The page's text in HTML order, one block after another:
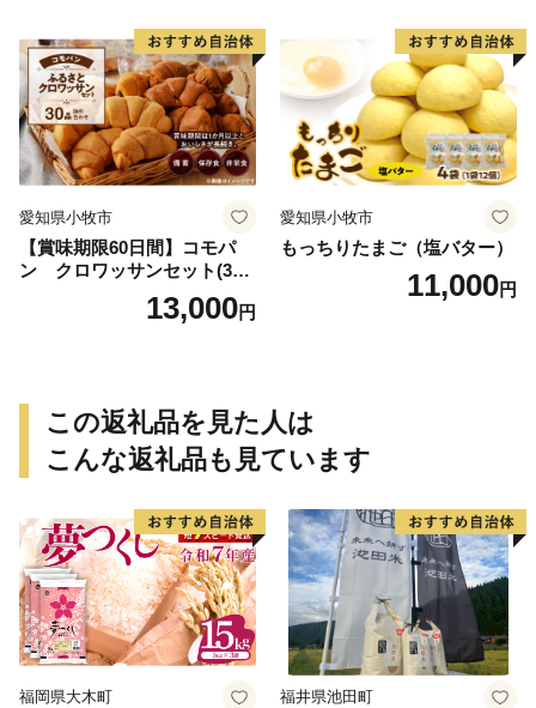
愛知県小牧市
【賞味期限60日間】コモパ
ン クロワッサンセット(30
個入り)／災害用備蓄 保存食
非常食 防災グッズにも
13,000円
愛知県小牧市
もっちりたまご（塩バター）
11,000円
この返礼品を見た人は
こんな返礼品も見ています
福岡県大木町 福井県池田町